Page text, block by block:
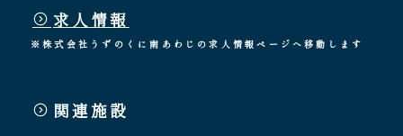
求人情報
※株式会社うずのくに南あわじの求人情報ページへ移動します
関連施設